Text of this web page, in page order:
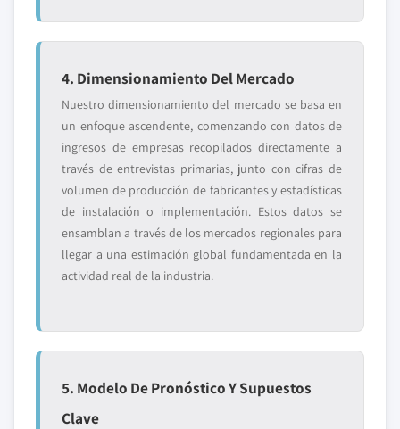
4. Dimensionamiento Del Mercado
Nuestro dimensionamiento del mercado se basa en
un enfoque ascendente, comenzando con datos de
ingresos de empresas recopilados directamente a
través de entrevistas primarias, junto con cifras de
volumen de producción de fabricantes y estadísticas
de instalación o implementación. Estos datos se
ensamblan a través de los mercados regionales para
llegar a una estimación global fundamentada en la
actividad real de la industria.
5. Modelo De Pronóstico Y Supuestos
Clave